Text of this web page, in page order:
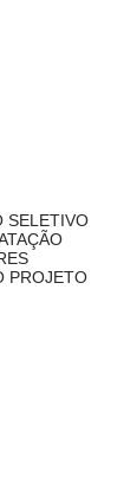
SELETIVO
PROJETO